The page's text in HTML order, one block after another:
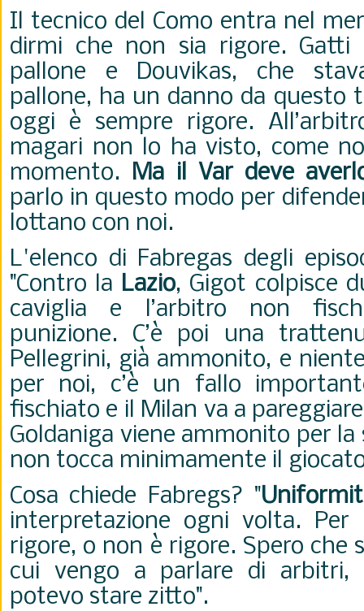
Il tecnico del Como entra nel
dirmi che non sia rigore.
pallone e Douvikas, che
pallone, ha un danno da questo
oggi è sempre rigore.
magari non lo ha visto, come
momento. Ma il Var deve
parlo in questo modo per
lottano con noi.
L'elenco di Fabregas degli
"Contro la Lazio, Gigot colpisce
caviglia e l’arbitro non
punizione. C’è poi una
Pellegrini, già ammonito, e
per noi, c’è un fallo
fischiato e il Milan va a
Goldaniga viene ammonito per la
non tocca minimamente il
Cosa chiede Fabregs? "
interpretazione ogni volta. Per
rigore, o non è rigore. Spero che
cui vengo a parlare di arbitri,
potevo stare zitto".